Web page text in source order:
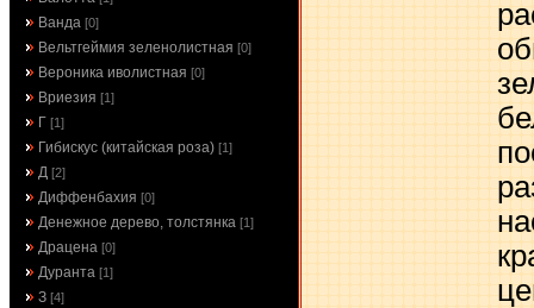
Ванда [0]
Вельтгеймия зеленолистная [0]
Вероника иволистная [0]
Вриезия [1]
Г [1]
Гибискус (китайская роза) [1]
Д [2]
Диффенбахия [0]
Денежное дерево, толстянка [1]
Драцена [0]
Дуранта [1]
З [4]